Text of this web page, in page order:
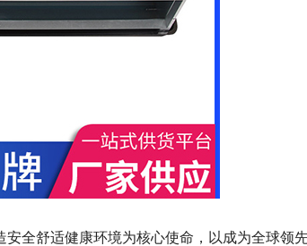
全舒适健康环境为核心使命，以成为全球领